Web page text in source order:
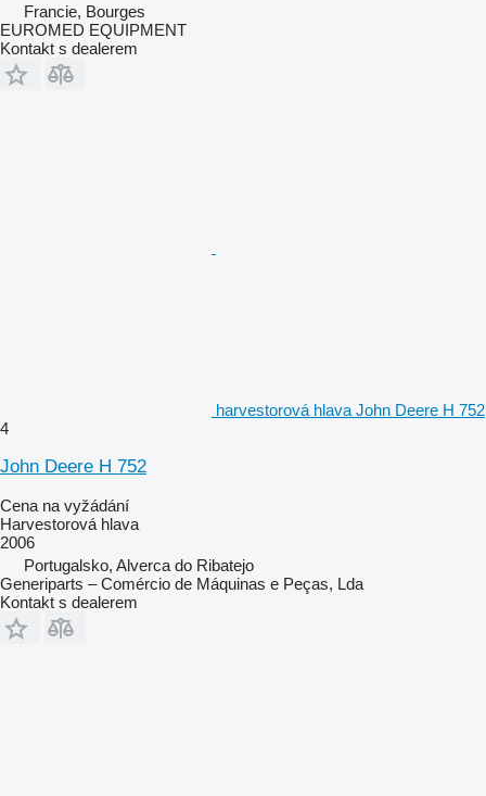
Francie, Bourges
EUROMED EQUIPMENT
Kontakt s dealerem
harvestorová hlava John Deere H 752
4
John Deere H 752
Cena na vyžádání
Harvestorová hlava
2006
Portugalsko, Alverca do Ribatejo
Generiparts – Comércio de Máquinas e Peças, Lda
Kontakt s dealerem